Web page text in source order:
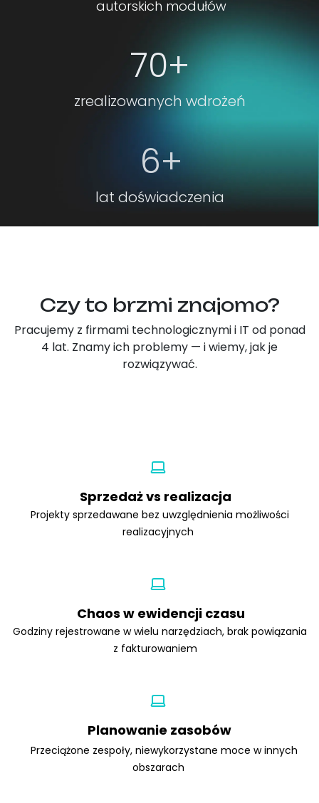
autorskich modułów
70+
zrealizowanych wdrożeń
6+
lat doświadczenia
Czy to brzmi znajomo?
Pracujemy z firmami technologicznymi i IT od ponad
4 lat. Znamy ich problemy — i wiemy, jak je
rozwiązywać.
Sprzedaż vs realizacja
Projekty sprzedawane bez uwzględnienia możliwości
realizacyjnych
Chaos w ewidencji czasu
Godziny rejestrowane w wielu narzędziach, brak powiązania
z fakturowaniem
Planowanie zasobów
Przeciążone zespoły, niewykorzystane moce w innych
obszarach